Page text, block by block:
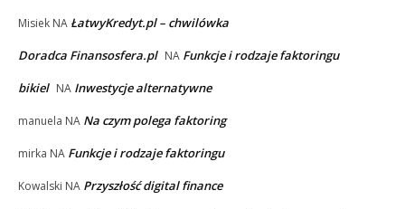
Misiek NA ŁatwyKredyt.pl – chwilówka
Doradca Finansosfera.pl NA Funkcje i rodzaje faktoringu
bikiel NA Inwestycje alternatywne
manuela NA Na czym polega faktoring
mirka NA Funkcje i rodzaje faktoringu
Kowalski NA Przyszłość digital finance